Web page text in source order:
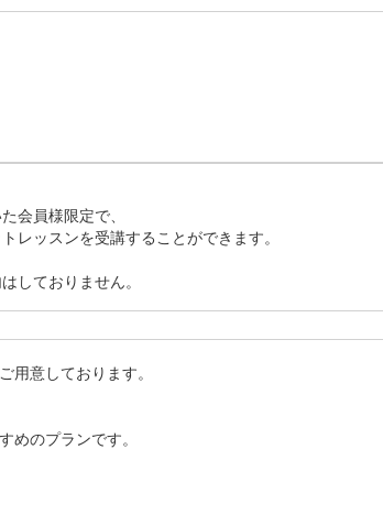
頭できる快適な環境で
を全打席に導入。飛
ート率などあらゆるデ
な練習をサポートし
に至るまでリアルな
る場合がございます。
いただきます(グローブのみご持参推奨)
ご入会手続き(クレジットカード必須)
会員様限定で、
レッスンを受講することができます。
しておりません。
用意しております。
めのプランです。